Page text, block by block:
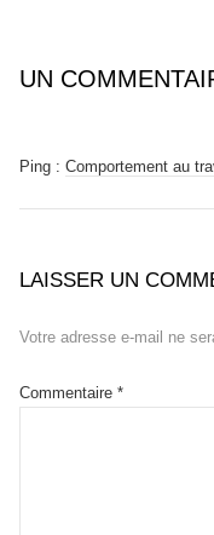
UN
Ping : Comportement au
LAISSER UN
Votre adresse e-mail ne
Commentaire *